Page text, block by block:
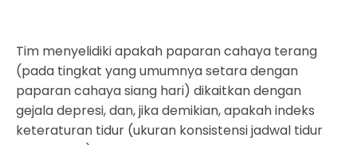
Tim menyelidiki apakah paparan cahaya terang
(pada tingkat yang umumnya setara dengan
paparan cahaya siang hari) dikaitkan dengan
gejala depresi, dan, jika demikian, apakah indeks
keteraturan tidur (ukuran konsistensi jadwal tidur